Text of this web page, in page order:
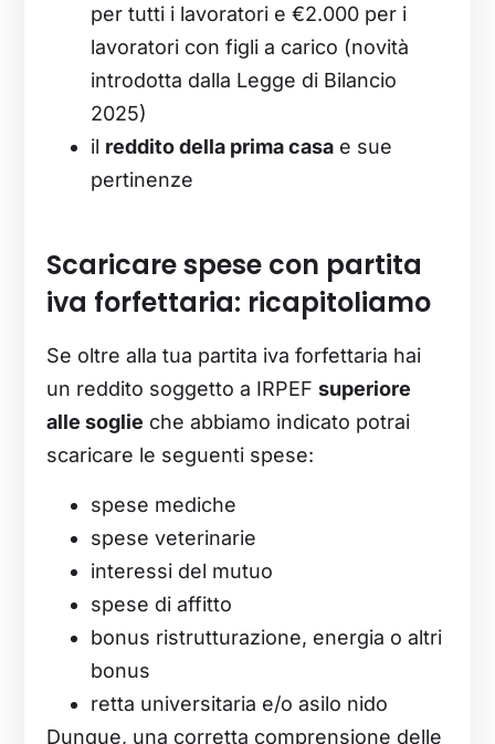
per tutti i lavoratori e €2.000 per i
lavoratori con figli a carico (novità
introdotta dalla Legge di Bilancio
2025)
il reddito della prima casa e sue
pertinenze
Scaricare spese con partita
iva forfettaria: ricapitoliamo
Se oltre alla tua partita iva forfettaria hai
un reddito soggetto a IRPEFsuperiore
alle soglie che abbiamo indicato potrai
scaricare le seguenti spese:
spese mediche
spese veterinarie
interessi del mutuo
spese di affitto
bonus ristrutturazione, energia o altri
bonus
retta universitaria e/o asilo nido
Dunque, una corretta comprensione delle